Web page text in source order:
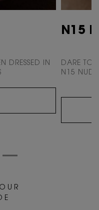
DRESSED IN
N15
DARE TO
N15 NUDE
U R
E